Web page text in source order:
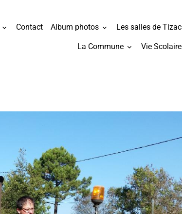
Contact Album photos Les salles de Tizac
La Commune Vie Scolaire